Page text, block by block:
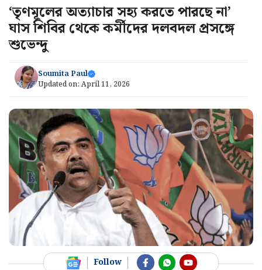
‘তৃণমূলের অত্যাচার সহ্য করতে পারছে না’
ঘাস শিবির থেকে কর্মীদের দলবদল প্রসঙ্গে
শুভেন্দু
Soumita Paul
Updated on: April 11, 2026
Follow